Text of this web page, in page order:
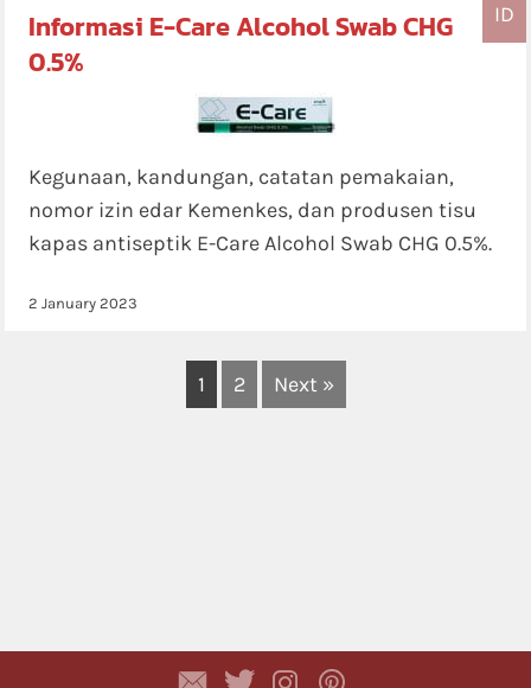
ID
Informasi E-Care Alcohol Swab CHG
0.5%
Kegunaan, kandungan, catatan pemakaian,
nomor izin edar Kemenkes, dan produsen tisu
kapas antiseptik E-Care Alcohol Swab CHG 0.5%.
2 January 2023
1 2 Next »